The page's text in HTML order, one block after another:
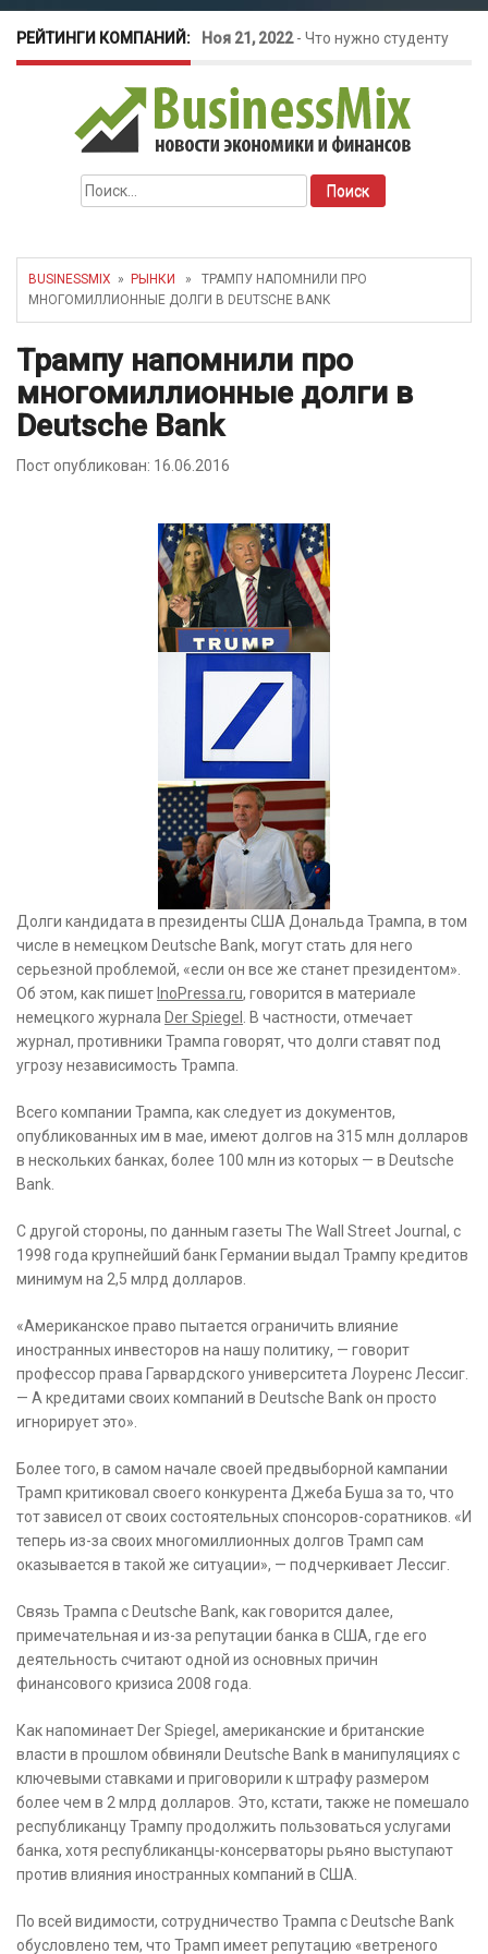
РЕЙТИНГИ КОМПАНИЙ: Ноя 21, 2022- Что нужно студенту
для открытия бизнеса?
Окт 26, 2022-Телефония для
amoCRM: лучшие инструменты для
бизнеса
как защитить свой бизнес?
Найти:
BUSINESSMIX » РЫНКИ
» ТРАМПУ НАПОМНИЛИ ПРО
МНОГОМИЛЛИОННЫЕ ДОЛГИ В DEUTSCHE BANK
Трампу напомнили про
многомиллионные долги в
Deutsche Bank
Пост опубликован: 16.06.2016
Долги кандидата в президенты США Дональда Трампа, в том
числе в немецком Deutsche Bank, могут стать для него
серьезной проблемой, «если он все же станет президентом».
Об этом, как пишет InoPressa.ru, говорится в материале
немецкого журнала Der Spiegel
. В частности, отмечает
журнал, противники Трампа говорят, что долги ставят под
угрозу независимость Трампа.
Всего компании Трампа, как следует из документов,
опубликованных им в мае, имеют долгов на 315 млн долларов
в нескольких банках, более 100 млн из которых — в Deutsche
Bank.
С другой стороны, по данным газеты The Wall Street Journal, с
1998 года крупнейший банк Германии выдал Трампу кредитов
минимум на 2,5 млрд долларов.
«Американское право пытается ограничить влияние
иностранных инвесторов на нашу политику, — говорит
профессор права Гарвардского университета Лоуренс Лессиг.
— А кредитами своих компаний в Deutsche Bank он просто
игнорирует это».
Более того, в самом начале своей предвыборной кампании
Трамп критиковал своего конкурента Джеба Буша за то, что
тот зависел от своих состоятельных спонсоров-соратников. «И
теперь из-за своих многомиллионных долгов Трамп сам
оказывается в такой же ситуации», — подчеркивает Лессиг.
Связь Трампа с Deutschе Bank, как говорится далее,
примечательная и из-за репутации банка в США, где его
деятельность считают одной из основных причин
финансового кризиса 2008 года.
Как напоминает Der Spiegel, американские и британские
власти в прошлом обвиняли Deutsche Bank в манипуляциях с
ключевыми ставками и приговорили к штрафу размером
более чем в 2 млрд долларов. Это, кстати, также не помешало
республиканцу Трампу продолжить пользоваться услугами
банка, хотя республиканцы-консерваторы рьяно выступают
против влияния иностранных компаний в США.
По всей видимости, сотрудничество Трампа с Deutsche Bank
обусловлено тем, что Трамп имеет репутацию «ветреного